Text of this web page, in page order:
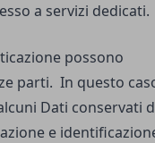
a servizi dedicati.
possono
parti. In questo
Dati conservati
e